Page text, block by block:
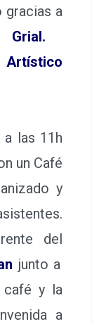
gracias a
las 11h
un Café
y
del
junto a
café y la
a